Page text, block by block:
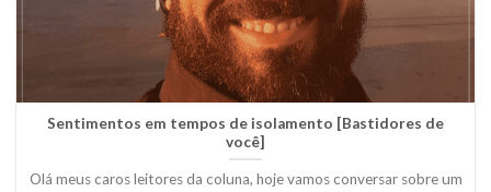
Sentimentos em tempos de isolamento [Bastidores de
você]
Olá meus caros leitores da coluna, hoje vamos conversar sobre um